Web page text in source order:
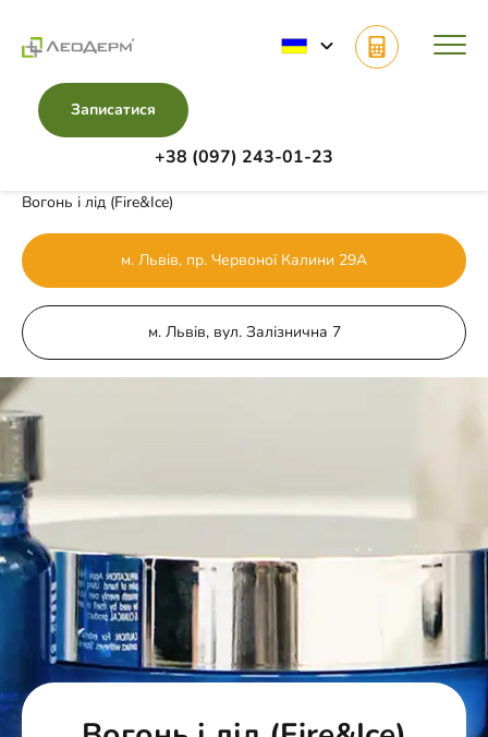
+38 (097) 243-01-23
Записатися
Вогонь і лід (Fire&Ice)
м. Львів, пр. Червоної Калини 29А
м. Львів, вул. Залізнична 7